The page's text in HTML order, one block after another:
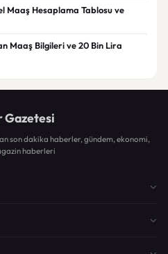
Maaş Hesaplama Tablosu ve
Maaş Bilgileri ve 20 Bin Lira
Gazetesi
son dakika haberler, gündem, ekonomi,
haberleri